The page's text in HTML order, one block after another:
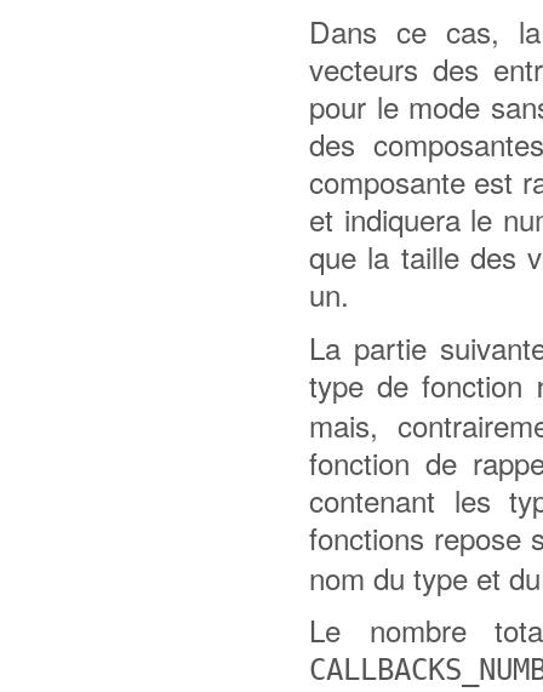
Dans ce cas,
vecteurs des
pour le mode
des
composante est
et indiquera le
que la taille des
un.
La partie
type de fonction
mais,
fonction de
contenant les
fonctions repose
nom du type et
Le nombre